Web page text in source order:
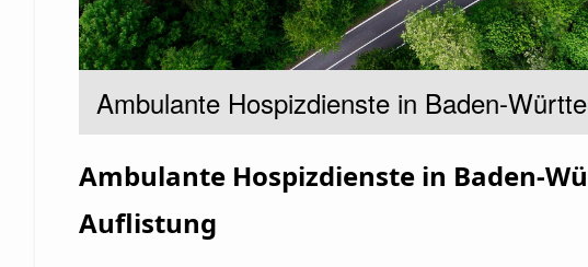
Untertitel
Ambulante Hospizdienste in Baden-
Ambulante Hospizdienste in Baden-
Auflistung